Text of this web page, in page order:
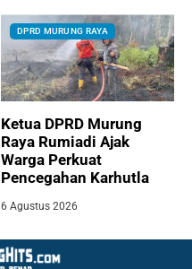
DPRD MURUNG RAYA
Ketua DPRD Murung
Raya Rumiadi Ajak
Warga Perkuat
Pencegahan Karhutla
6 Agustus 2026